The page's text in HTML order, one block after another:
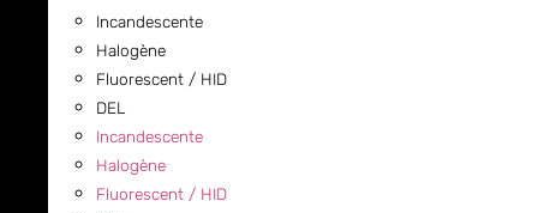
Incandescente
Halogène
Fluorescent / HID
DEL
Incandescente
Halogène
Fluorescent / HID